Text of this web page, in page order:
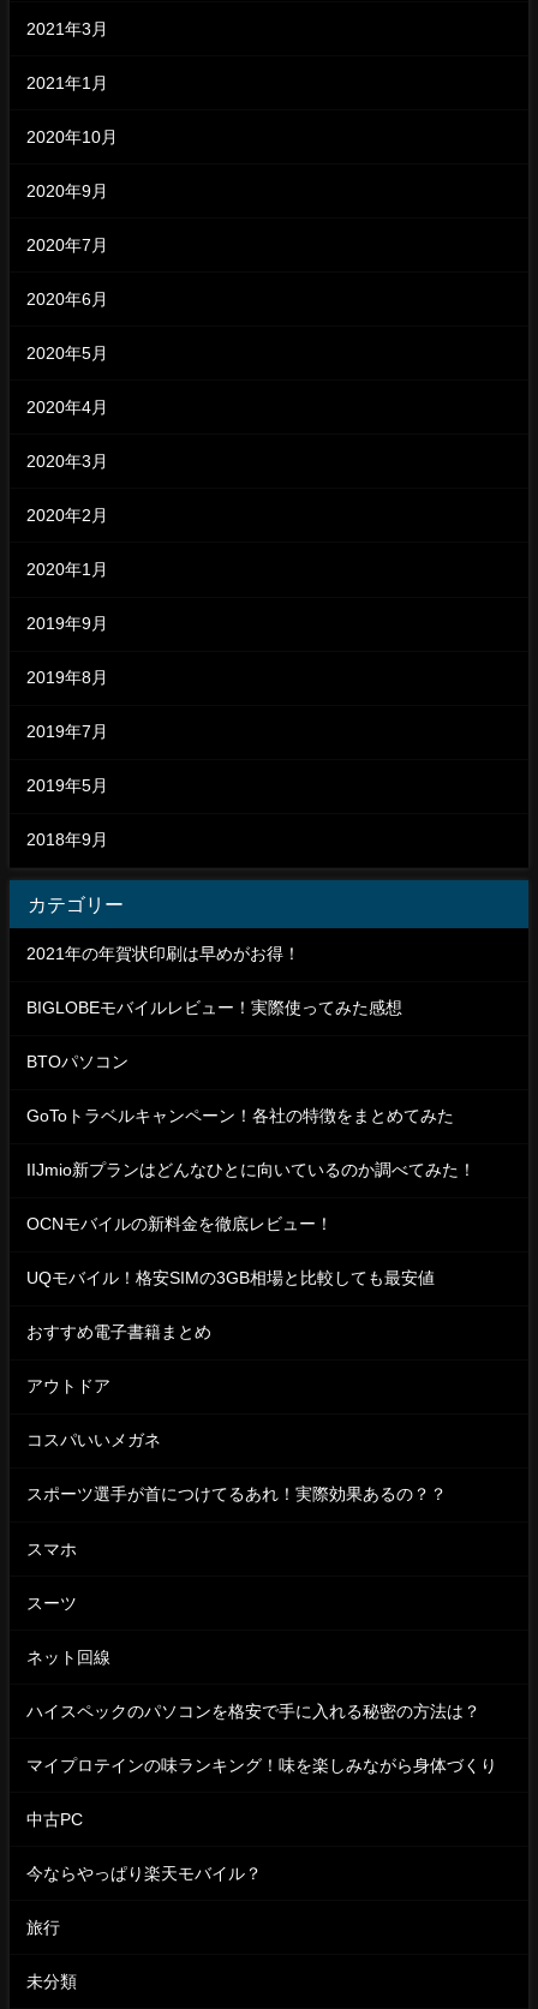
2021年3月
2021年1月
2020年10月
2020年9月
2020年7月
2020年6月
2020年5月
2020年4月
2020年3月
2020年2月
2020年1月
2019年9月
2019年8月
2019年7月
2019年5月
2018年9月
カテゴリー
2021年の年賀状印刷は早めがお得！
BIGLOBEモバイルレビュー！実際使ってみた感想
BTOパソコン
GoToトラベルキャンペーン！各社の特徴をまとめてみた
IIJmio新プランはどんなひとに向いているのか調べてみた！
OCNモバイルの新料金を徹底レビュー！
UQモバイル！格安SIMの3GB相場と比較しても最安値
おすすめ電子書籍まとめ
アウトドア
コスパいいメガネ
スポーツ選手が首につけてるあれ！実際効果あるの？？
スマホ
スーツ
ネット回線
ハイスペックのパソコンを格安で手に入れる秘密の方法は？
マイプロテインの味ランキング！味を楽しみながら身体づくり
中古PC
今ならやっぱり楽天モバイル？
旅行
未分類